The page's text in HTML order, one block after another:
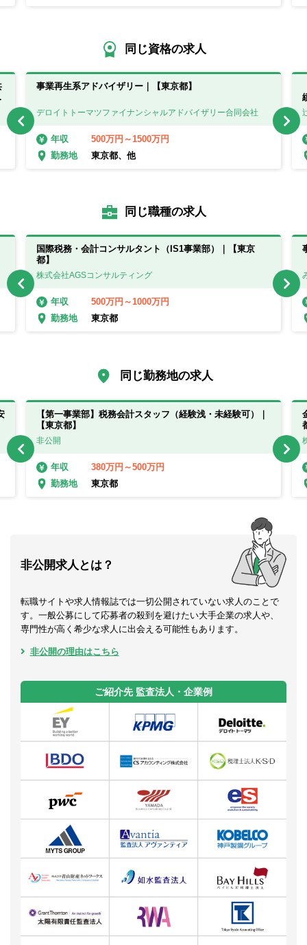
同じ資格の求人
事業再生系アドバイザリー｜【東京都】
デロイトトーマツファイナンシャルアドバイザリー合同会社
年収
500万円～1500万円
勤務地
東京都、他
同じ職種の求人
国際税務・会計コンサルタント（IS1事業部）｜【東京
都】
株式会社AGSコンサルティング
年収
500万円～1000万円
勤務地
東京都
同じ勤務地の求人
【第一事業部】税務会計スタッフ（経験浅・未経験可）｜
【東京都】
非公開
年収
380万円～500万円
勤務地
東京都
非公開求人とは？
転職サイトや求人情報誌では一切公開されていない求人のことで
す。一般公募にして応募者の殺到を避けたい大手企業の求人や、
専門性が高く希少な求人に出会える可能性もあります。
非公開の理由はこちら
ご紹介先 監査法人・企業例